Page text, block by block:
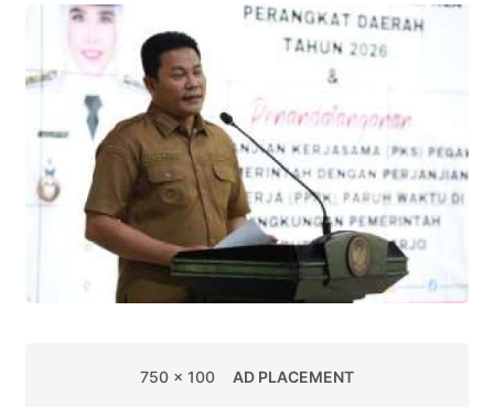
750 x 100 AD PLACEMENT